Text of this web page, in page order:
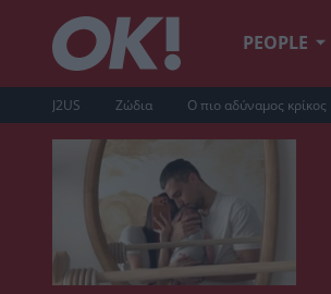
PEOPLE
J2US Ζώδια Ο πιο αδύναμος κρίκος